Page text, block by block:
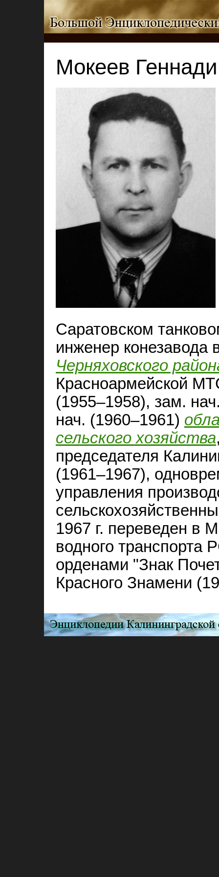
Мокеев
Саратовском
инженер конезавода
Черняховского
Красноармейской
(1955–1958), зам.
нач. (1960–1961)
сельского хозяйства
председателя
(1961–1967),
управления
1967 г. переведен в
водного
орденами "Знак
Красного Знамени